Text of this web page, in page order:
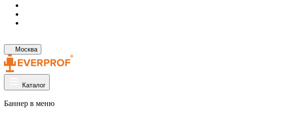
Москва
Каталог
Баннер в меню